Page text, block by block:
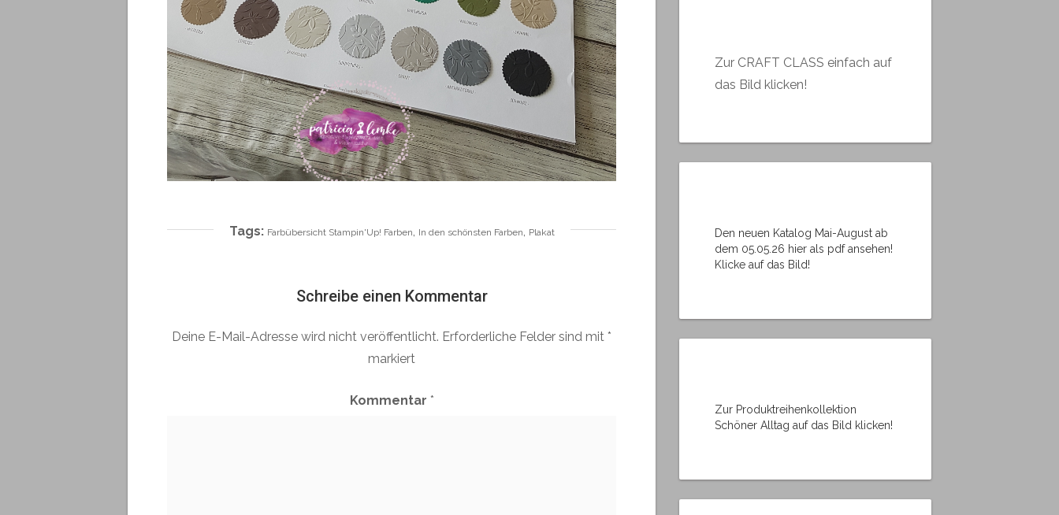
Tags: Farbübersicht Stampin'Up! Farben, In den schönsten Farben, Plakat
Schreibe einen Kommentar
Deine E-Mail-Adresse wird nicht veröffentlicht. Erforderliche Felder sind mit *
markiert
Kommentar *
Zur CRAFT CLASS einfach auf
das Bild klicken!
Den neuen Katalog Mai-August ab
dem 05.05.26 hier als pdf ansehen!
Klicke auf das Bild!
Zur Produktreihenkollektion
Schöner Alltag auf das Bild klicken!